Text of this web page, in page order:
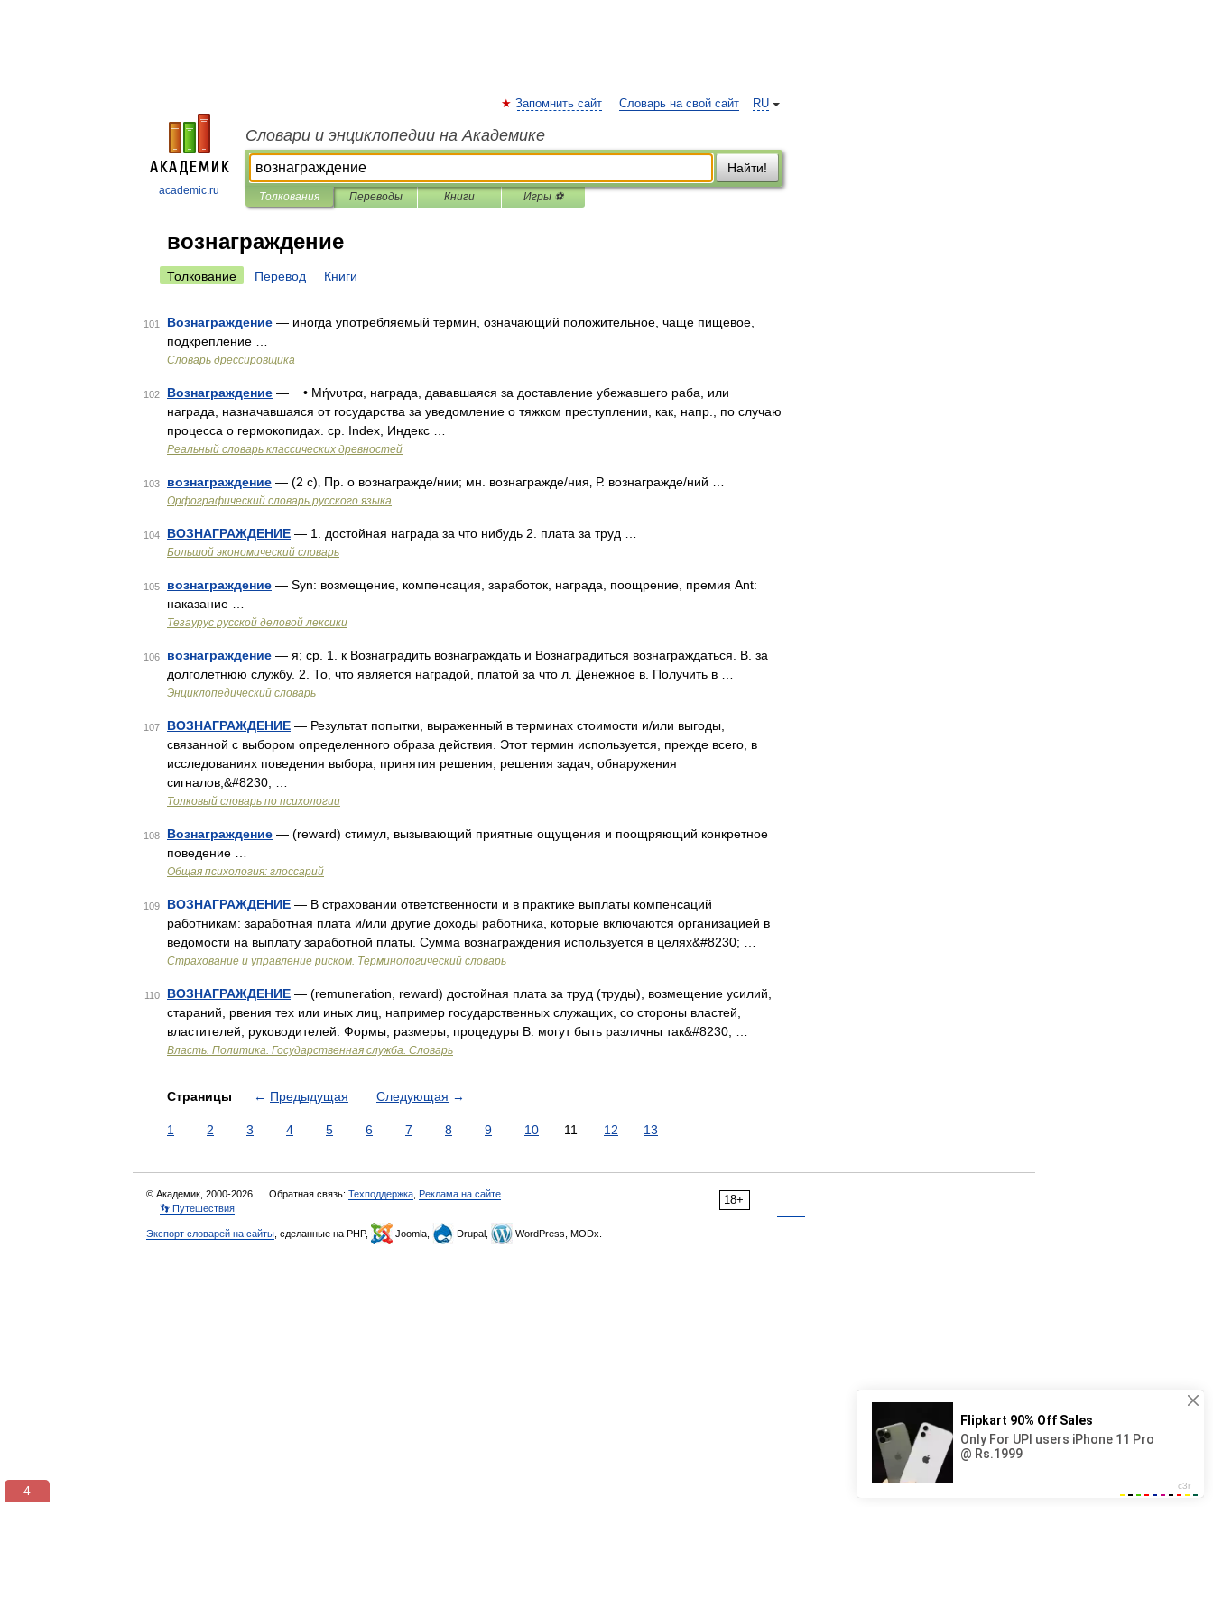
academic.ru
RU
Запомнить сайт Словарь на свой сайт
Словари и энциклопедии на Академике
Найти!
Толкования Переводы Книги Игры ⚽
вознаграждение
Толкование Перевод Книги
101 Вознаграждение — иногда употребляемый термин, означающий положительное, чаще пищевое,
подкрепление …
Словарь дрессировщика
102 Вознаграждение — • Μήνυτρα, награда, дававшаяся за доставление убежавшего раба, или
награда, назначавшаяся от государства за уведомление о тяжком преступлении, как, напр., по случаю
процесса о гермокопидах. ср. Index, Индекс …
Реальный словарь классических древностей
103 вознаграждение — (2 с)‚ Пр. о вознагражде/нии; мн. вознагражде/ния‚ Р. вознагражде/ний …
Орфографический словарь русского языка
104 ВОЗНАГРАЖДЕНИЕ — 1. достойная награда за что нибудь 2. плата за труд …
Большой экономический словарь
105 вознаграждение — Syn: возмещение, компенсация, заработок, награда, поощрение, премия Ant:
наказание …
Тезаурус русской деловой лексики
106 вознаграждение — я; ср. 1. к Вознаградить вознаграждать и Вознаградиться вознаграждаться. В. за
долголетнюю службу. 2. То, что является наградой, платой за что л. Денежное в. Получить в …
Энциклопедический словарь
107 ВОЗНАГРАЖДЕНИЕ — Результат попытки, выраженный в терминах стоимости и/или выгоды,
связанной с выбором определенного образа действия. Этот термин используется, прежде всего, в
исследованиях поведения выбора, принятия решения, решения задач, обнаружения
сигналов,&#8230; …
Толковый словарь по психологии
108 Вознаграждение — (reward) стимул, вызывающий приятные ощущения и поощряющий конкретное
поведение …
Общая психология: глоссарий
109 ВОЗНАГРАЖДЕНИЕ — В страховании ответственности и в практике выплаты компенсаций
работникам: заработная плата и/или другие доходы работника, которые включаются организацией в
ведомости на выплату заработной платы. Сумма вознаграждения используется в целях&#8230; …
Страхование и управление риском. Терминологический словарь
110 ВОЗНАГРАЖДЕНИЕ — (remuneration, reward) достойная плата за труд (труды), возмещение усилий,
стараний, рвения тех или иных лиц, например государственных служащих, со стороны властей,
властителей, руководителей. Формы, размеры, процедуры В. могут быть различны так&#8230; …
Власть. Политика. Государственная служба. Словарь
Страницы ← Предыдущая Следующая →
1 2 3 4 5 6 7 8 9 10 11 12 13
18+
© Академик, 2000-2026 Обратная связь: Техподдержка Реклама на сайте
👣 Путешествия
Экспорт словарей на сайты , сделанные на PHP, Joomla, Drupal, WordPress, MODx.
3